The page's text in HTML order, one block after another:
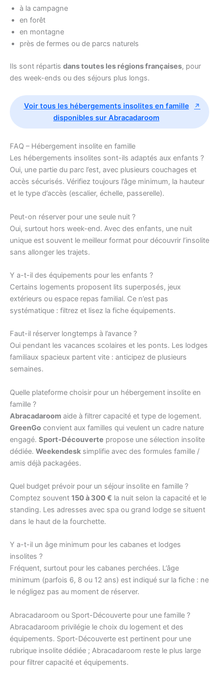
à la campagne
en forêt
en montagne
près de fermes ou de parcs naturels
Ils sont répartis dans toutes les régions françaises, pour
des week-ends ou des séjours plus longs.
Voir tous les hébergements insolites en famille
disponibles sur Abracadaroom
FAQ – Hébergement insolite en famille
Les hébergements insolites sont-ils adaptés aux enfants ?
Oui, une partie du parc l’est, avec plusieurs couchages et
accès sécurisés. Vérifiez toujours l’âge minimum, la hauteur
et le type d’accès (escalier, échelle, passerelle).
Peut-on réserver pour une seule nuit ?
Oui, surtout hors week-end. Avec des enfants, une nuit
unique est souvent le meilleur format pour découvrir l’insolite
sans allonger les trajets.
Y a-t-il des équipements pour les enfants ?
Certains logements proposent lits superposés, jeux
extérieurs ou espace repas familial. Ce n’est pas
systématique : filtrez et lisez la fiche équipements.
Faut-il réserver longtemps à l’avance ?
Oui pendant les vacances scolaires et les ponts. Les lodges
familiaux spacieux partent vite : anticipez de plusieurs
semaines.
Quelle plateforme choisir pour un hébergement insolite en
famille ?
Abracadaroom aide à filtrer capacité et type de logement.
GreenGo convient aux familles qui veulent un cadre nature
engagé. Sport-Découverte propose une sélection insolite
dédiée. Weekendesk simplifie avec des formules famille /
amis déjà packagées.
Quel budget prévoir pour un séjour insolite en famille ?
Comptez souvent 150 à 300 € la nuit selon la capacité et le
standing. Les adresses avec spa ou grand lodge se situent
dans le haut de la fourchette.
Y a-t-il un âge minimum pour les cabanes et lodges
insolites ?
Fréquent, surtout pour les cabanes perchées. L’âge
minimum (parfois 6, 8 ou 12 ans) est indiqué sur la fiche : ne
le négligez pas au moment de réserver.
Abracadaroom ou Sport-Découverte pour une famille ?
Abracadaroom privilégie le choix du logement et des
équipements. Sport-Découverte est pertinent pour une
rubrique insolite dédiée ; Abracadaroom reste le plus large
pour filtrer capacité et équipements.